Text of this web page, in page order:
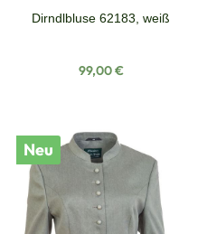
Dirndlbluse 62183, weiß
Regulärer Preis:
99,00 €
Neu